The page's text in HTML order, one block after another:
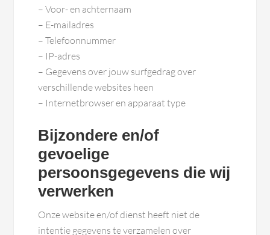
– Voor- en achternaam
– E-mailadres
– Telefoonnummer
– IP-adres
– Gegevens over jouw surfgedrag over
verschillende websites heen
– Internetbrowser en apparaat type
Bijzondere en/of
gevoelige
persoonsgegevens die wij
verwerken
Onze website en/of dienst heeft niet de
intentie gegevens te verzamelen over